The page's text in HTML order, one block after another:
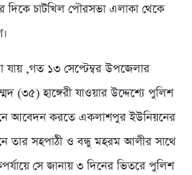
দিকে চাটখিল পৌরসভা এলাকা থেকে
যায় ,গত ১৩ সেপ্টেম্বর উপজেলার
(৩৫) হাঙ্গেরী যাওয়ার উদ্দেশ্যে পুলিশ
আবেদন করতে একলাশপুর ইউনিয়নের
তার সহপাঠী ও বন্ধু মহরম আলীর সাথে
সে জানায় ৩ দিনের ভিতরে পুলিশ